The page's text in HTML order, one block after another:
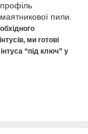
пили.
ми готові
“під ключ” у